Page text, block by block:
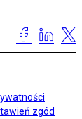
zgód